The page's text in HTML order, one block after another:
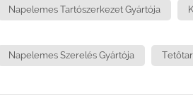
Napelemes Tartószerkezet Gyártója
Napelemes Szerelés Gyártója